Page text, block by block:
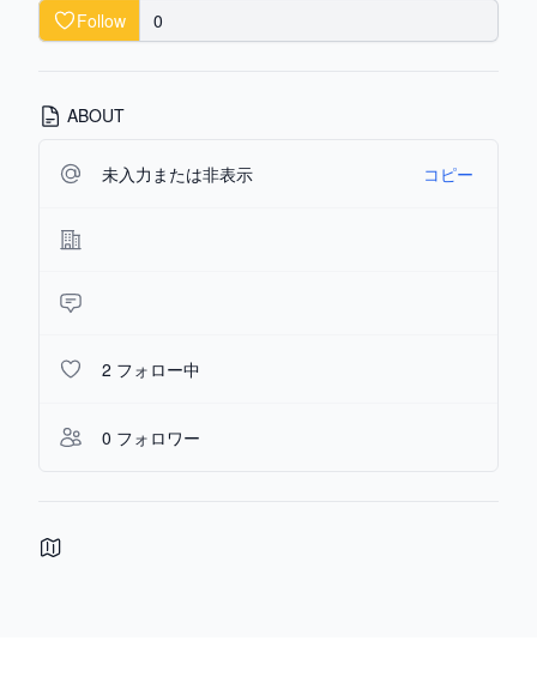
Follow 0
ABOUT
未入力または非表示 コピー
2 フォロー中
0 フォロワー